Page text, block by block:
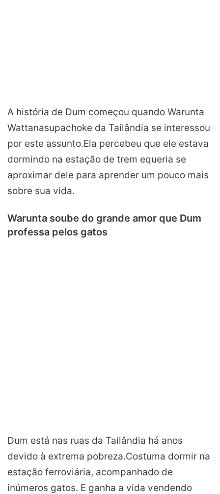
A história de Dum começou quando Warunta
Wattanasupachoke da Tailândia se interessou
por este assunto.Ela percebeu que ele estava
dormindo na estação de trem equeria se
aproximar dele para aprender um pouco mais
sobre sua vida.
Warunta soube do grande amor que Dum
professa pelos gatos
Dum está nas ruas da Tailândia há anos
devido à extrema pobreza.Costuma dormir na
estação ferroviária, acompanhado de
inúmeros gatos. E ganha a vida vendendo